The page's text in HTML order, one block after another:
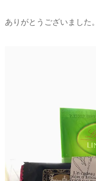
ありがとうございました。